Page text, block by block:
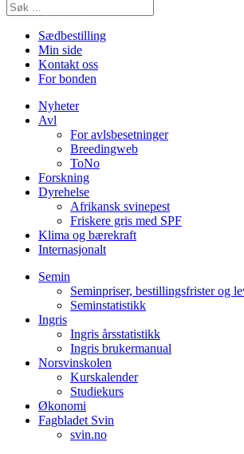
Sædbestilling
Min side
Kontakt oss
For bonden
Nyheter
Avl
For avlsbesetninger
Breedingweb
ToNo
Forskning
Dyrehelse
Afrikansk svinepest
Friskere gris med SPF
Klima og bærekraft
Internasjonalt
Semin
Seminpriser, bestillingsfrister og
Seminstatistikk
Ingris
Ingris årsstatistikk
Ingris brukermanual
Norsvinskolen
Kurskalender
Studiekurs
Økonomi
Fagbladet Svin
svin.no